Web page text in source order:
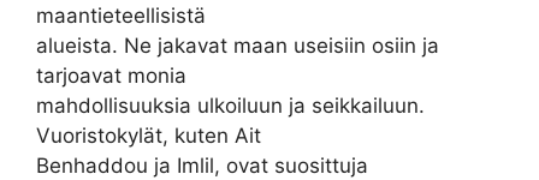
maantieteellisistä
alueista. Ne jakavat maan useisiin osiin ja
tarjoavat monia
mahdollisuuksia ulkoiluun ja seikkailuun.
Vuoristokylät, kuten Ait
Benhaddou ja Imlil, ovat suosittuja